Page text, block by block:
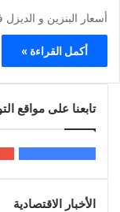
أسعار البنزين و
أكمل القراءة »
تابعنا على مواقع
الأخبار الاقتصادية